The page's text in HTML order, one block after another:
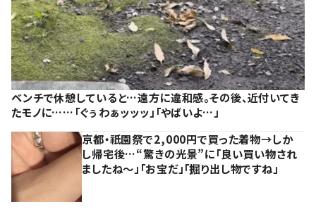
ベンチで休憩していると…遠方に違和感。その後、近付いてき
たモノに……「ぐぅわぁッッッ」「やばいよ…」
京都・祇園祭で2,000円で買った着物→しか
し帰宅後…“驚きの光景”に「良い買い物され
ましたね～」「お宝だ」「掘り出し物ですね」